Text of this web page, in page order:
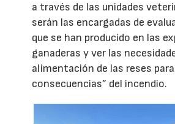
a través de las unidades
serán las encargadas de
que se han producido en las
ganaderas y ver las
alimentación de las reses
consecuencias” del incendio.